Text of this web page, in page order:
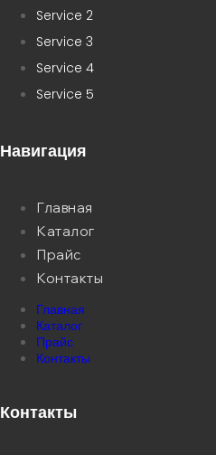
Service 2
Service 3
Service 4
Service 5
Навигация
Главная
Каталог
Прайс
Контакты
Главная
Каталог
Прайс
Контакты
Контакты